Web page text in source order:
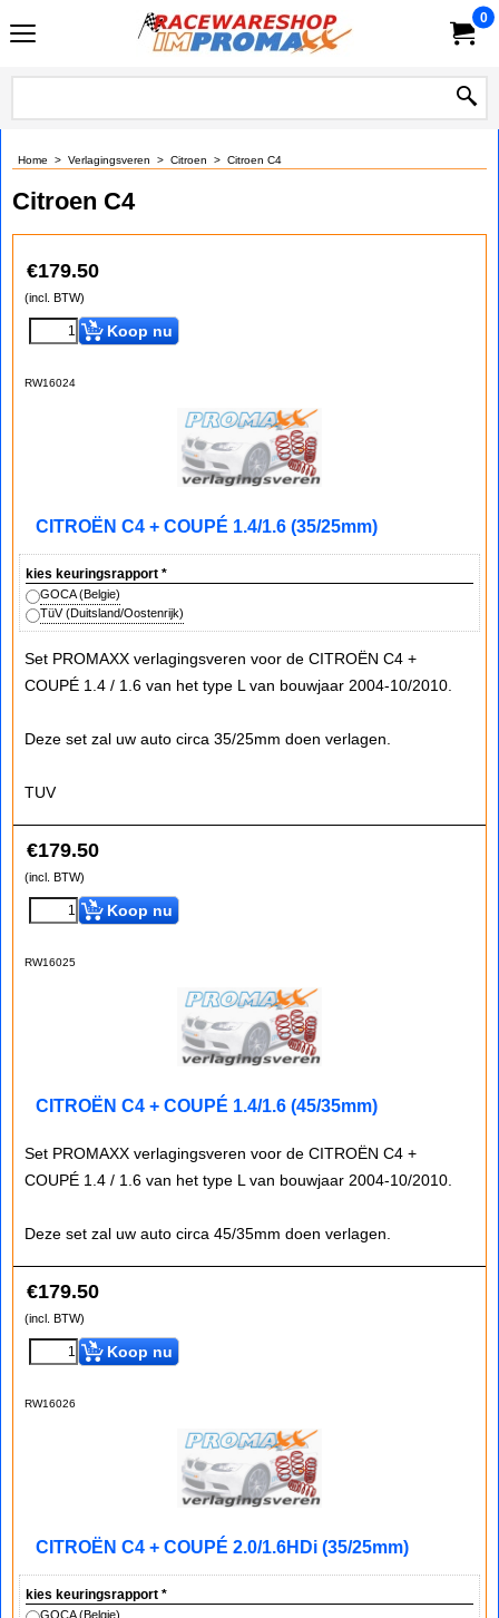
0
Home > Verlagingsveren > Citroen > Citroen C4
Citroen C4
€179.50
(incl. BTW)
Koop nu
RW16024
CITROËN C4 + COUPÉ 1.4/1.6 (35/25mm)
kies keuringsrapport *
GOCA (Belgie)
TüV (Duitsland/Oostenrijk)
Set PROMAXX verlagingsveren voor de CITROËN C4 +
COUPÉ 1.4 / 1.6 van het type L van bouwjaar 2004-10/2010.
Deze set zal uw auto circa 35/25mm doen verlagen.
TUV
€179.50
(incl. BTW)
Koop nu
RW16025
CITROËN C4 + COUPÉ 1.4/1.6 (45/35mm)
Set PROMAXX verlagingsveren voor de CITROËN C4 +
COUPÉ 1.4 / 1.6 van het type L van bouwjaar 2004-10/2010.
Deze set zal uw auto circa 45/35mm doen verlagen.
€179.50
(incl. BTW)
Koop nu
RW16026
CITROËN C4 + COUPÉ 2.0/1.6HDi (35/25mm)
kies keuringsrapport *
GOCA (Belgie)